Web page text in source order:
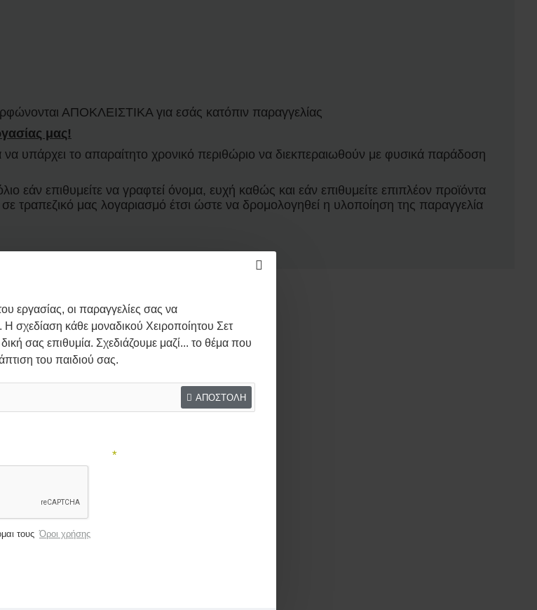
εργασίας, οι παραγγελίες σας να
Η σχεδίαση κάθε μοναδικού Χειροποίητου Σετ
σας επιθυμία. Σχεδιάζουμε μαζί... το θέμα που
του παιδιού σας.
ΑΠΟΣΤΟΛΉ
τους Όροι χρήσης
ΑΠΟΚΛΕΙΣΤΙΚΑ για εσάς κατόπιν παραγγελίας
μας!
να υπάρχει το απαραίτητο χρονικό περιθώριο να διεκπεραιωθούν με φυσικά παράδοση
επιθυμείτε να γραφτεί όνομα, ευχή καθώς και εάν επιθυμείτε επιπλέον προϊόντα
τραπεζικό μας λογαριασμό έτσι ώστε να δρομολογηθεί η υλοποίηση της παραγγελία
Same category Same brand